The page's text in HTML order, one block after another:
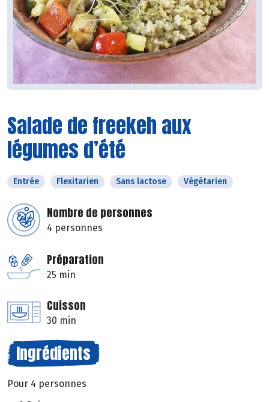
Salade de freekeh aux
légumes d’été
Entrée Flexitarien Sans lactose Végétarien
Nombre de personnes
4 personnes
Préparation
25 min
Cuisson
30 min
Ingrédients
Pour 4 personnes